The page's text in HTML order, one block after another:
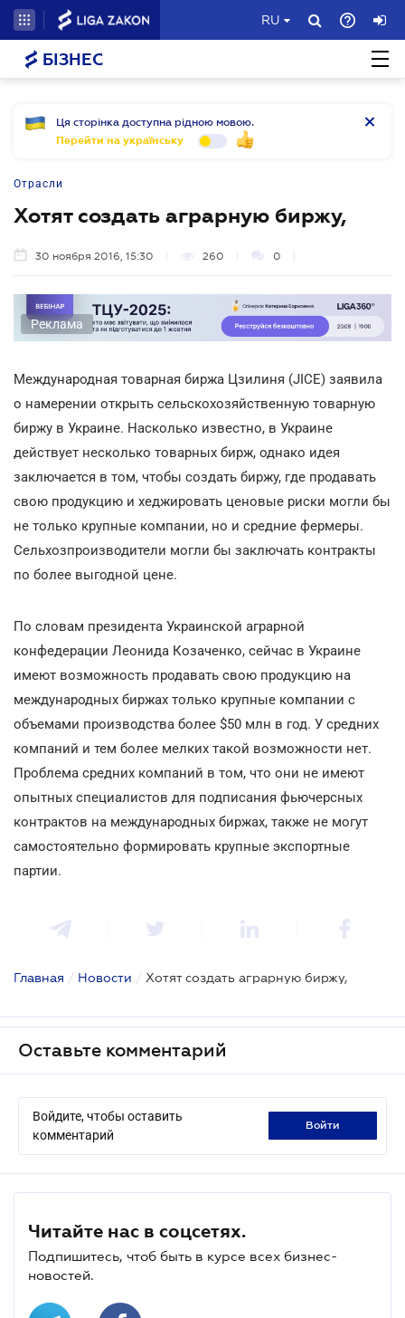
RU
БІЗНЕС
Ця сторінка доступна рідною мовою.
Перейти на українську
Отрасли
Хотят создать аграрную биржу,
30 ноября 2016, 15:30 260 0
Реклама
Международная товарная биржа Цзилиня (JICE) заявила
о намерении открыть сельскохозяйственную товарную
биржу в Украине. Насколько известно, в Украине
действует несколько товарных бирж, однако идея
заключается в том, чтобы создать биржу, где продавать
свою продукцию и хеджировать ценовые риски могли бы
не только крупные компании, но и средние фермеры.
Сельхозпроизводители могли бы заключать контракты
по более выгодной цене.
По словам президента Украинской аграрной
конфедерации Леонида Козаченко, сейчас в Украине
имеют возможность продавать свою продукцию на
международных биржах только крупные компании с
объемами производства более $50 млн в год. У средних
компаний и тем более мелких такой возможности нет.
Проблема средних компаний в том, что они не имеют
опытных специалистов для подписания фьючерсных
контрактов на международных биржах, также не могут
самостоятельно формировать крупные экспортные
партии.
Главная / Новости / Хотят создать аграрную биржу,
Оставьте комментарий
Войдите, чтобы оставить
комментарий
войти
Читайте нас в соцсетях.
Подпишитесь, чтоб быть в курсе всех бизнес-
новостей.